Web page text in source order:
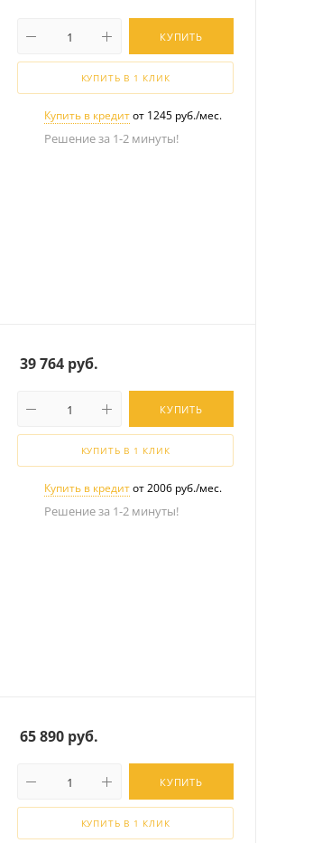
КУПИТЬ
КУПИТЬ В 1 КЛИК
Купить в кредитот 1245 руб./мес.
Решение за 1-2 минуты!
39 764 руб.
КУПИТЬ
КУПИТЬ В 1 КЛИК
Купить в кредитот 2006 руб./мес.
Решение за 1-2 минуты!
65 890 руб.
КУПИТЬ
КУПИТЬ В 1 КЛИК